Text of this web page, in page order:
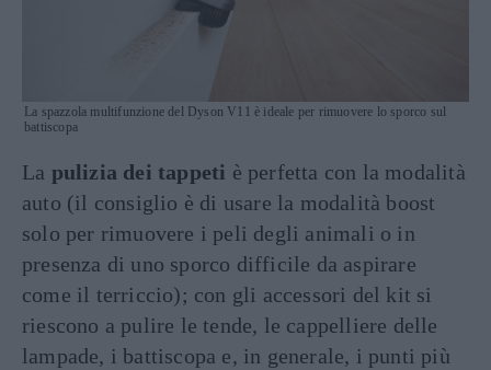
La spazzola multifunzione del Dyson V11 è ideale per rimuovere lo sporco sul
battiscopa
La pulizia dei tappeti è perfetta con la modalità
auto (il consiglio è di usare la modalità boost
solo per rimuovere i peli degli animali o in
presenza di uno sporco difficile da aspirare
come il terriccio); con gli accessori del kit si
riescono a pulire le tende, le cappelliere delle
lampade, i battiscopa e, in generale, i punti più